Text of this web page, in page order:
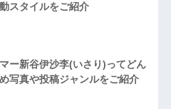
スタイルをご紹介
ー新谷伊沙李(いさり)ってどん
写真や投稿ジャンルをご紹介